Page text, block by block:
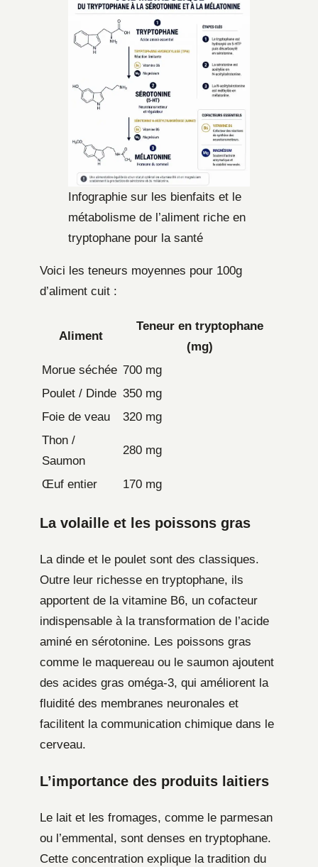
Infographie sur les bienfaits et le
métabolisme de l’aliment riche en
tryptophane pour la santé
Voici les teneurs moyennes pour 100g
d’aliment cuit :
Aliment
Teneur en tryptophane
(mg)
Morue séchée 700 mg
Poulet / Dinde 350 mg
Foie de veau
320 mg
Thon /
Saumon
280 mg
Œuf entier 170 mg
La volaille et les poissons gras
La dinde et le poulet sont des classiques.
Outre leur richesse en tryptophane, ils
apportent de la vitamine B6, un cofacteur
indispensable à la transformation de l’acide
aminé en sérotonine. Les poissons gras
comme le maquereau ou le saumon ajoutent
des acides gras oméga-3, qui améliorent la
fluidité des membranes neuronales et
facilitent la communication chimique dans le
cerveau.
L’importance des produits laitiers
Le lait et les fromages, comme le parmesan
ou l’emmental, sont denses en tryptophane.
Cette concentration explique la tradition du